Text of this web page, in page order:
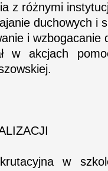
z różnymi
duchowych i
i wzbogacanie
w akcjach
w